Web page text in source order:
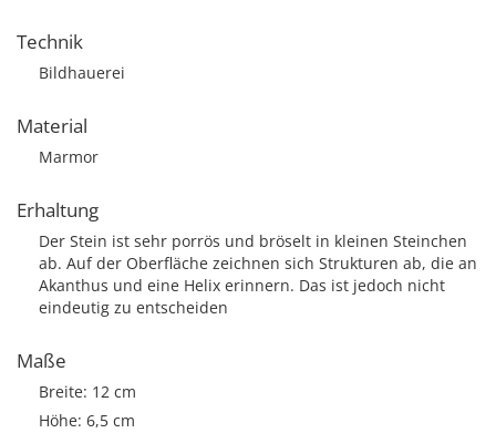
Technik
Bildhauerei
Material
Marmor
Erhaltung
Der Stein ist sehr porrös und bröselt in kleinen Steinchen
ab. Auf der Oberfläche zeichnen sich Strukturen ab, die an
Akanthus und eine Helix erinnern. Das ist jedoch nicht
eindeutig zu entscheiden
Maße
Breite: 12 cm
Höhe: 6,5 cm